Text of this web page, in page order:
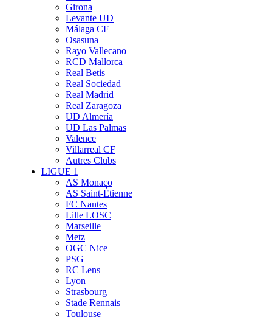
Girona
Levante UD
Málaga CF
Osasuna
Rayo Vallecano
RCD Mallorca
Real Betis
Real Sociedad
Real Madrid
Real Zaragoza
UD Almería
UD Las Palmas
Valence
Villarreal CF
Autres Clubs
LIGUE 1
AS Monaco
AS Saint-Étienne
FC Nantes
Lille LOSC
Marseille
Metz
OGC Nice
PSG
RC Lens
Lyon
Strasbourg
Stade Rennais
Toulouse